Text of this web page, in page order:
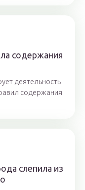
содержания
деятельность
содержания
слепила из